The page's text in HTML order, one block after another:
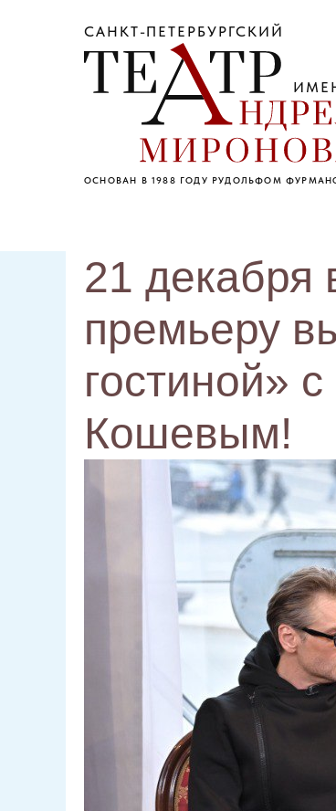
САНКТ-ПЕТЕРБУРГСКИЙ
ОСНОВАН В 1988 ГОДУ РУДОЛЬФОМ
21 декабря
премьеру
гостиной»
Кошевым!